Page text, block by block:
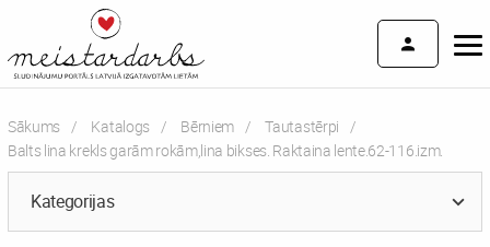
Sākums Katalogs Bērniem
Tautastērpi
Current:
Balts lina krekls garām rokām,lina bikses. Raktaina lente.62-116.izm.
Kategorijas